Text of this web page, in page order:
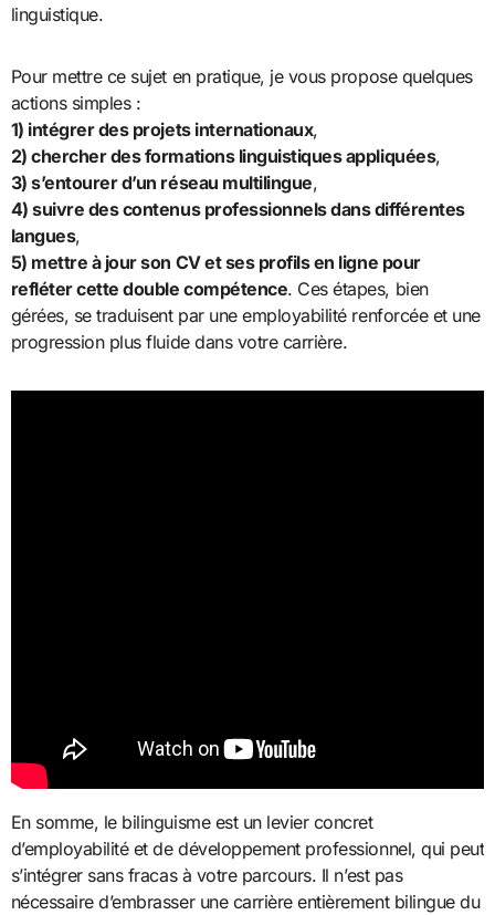
linguistique.
Pour mettre ce sujet en pratique, je vous propose quelques
actions simples :
1) intégrer des projets internationaux,
2) chercher des formations linguistiques appliquées,
3) s’entourer d’un réseau multilingue,
4) suivre des contenus professionnels dans différentes
langues,
5) mettre à jour son CV et ses profils en ligne pour
refléter cette double compétence. Ces étapes, bien
gérées, se traduisent par une employabilité renforcée et une
progression plus fluide dans votre carrière.
En somme, le bilinguisme est un levier concret
d’employabilité et de développement professionnel, qui peut
s’intégrer sans fracas à votre parcours. Il n’est pas
nécessaire d’embrasser une carrière entièrement bilingue du